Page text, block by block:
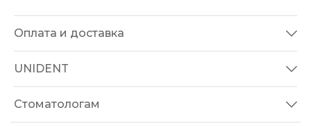
Оплата и доставка
UNIDENT
Стоматологам